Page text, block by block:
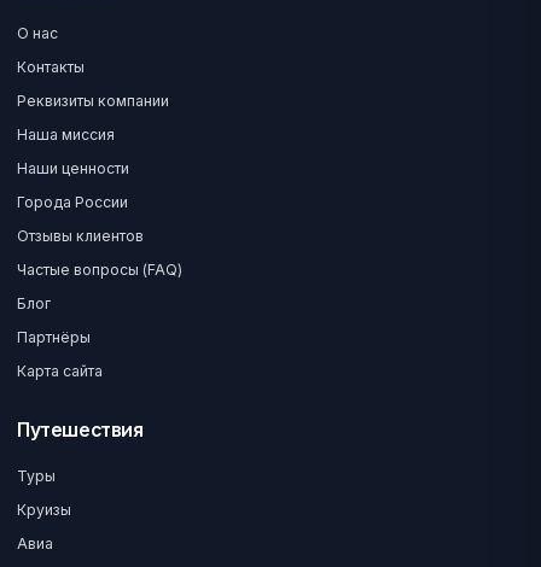
О нас
Контакты
Реквизиты компании
Наша миссия
Наши ценности
Города России
Отзывы клиентов
Частые вопросы (FAQ)
Блог
Партнёры
Карта сайта
Путешествия
Туры
Круизы
Авиа